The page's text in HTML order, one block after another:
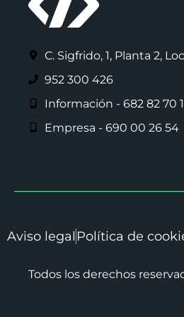
C. Sigfrido, 1, Planta 2,
952 300 426
Información - 682 82 70
Empresa - 690 00 26 54
Aviso legal Política de
Todos los derechos